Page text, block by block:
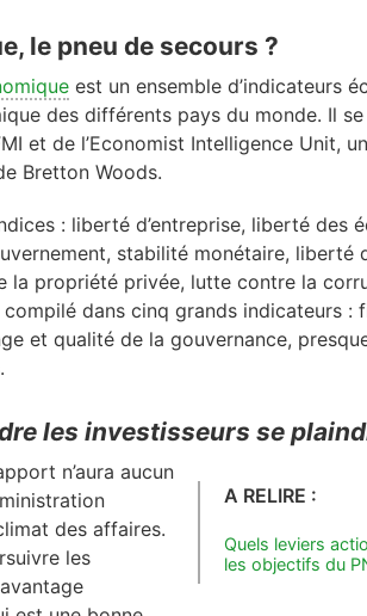
le pneu de secours ?
est un ensemble d’indicateurs
des différents pays du monde. Il
et de l’Economist Intelligence Unit,
Bretton Woods.
: liberté d’entreprise, liberté des
stabilité monétaire, liberté
la propriété privée, lutte contre la
dans cinq grands indicateurs :
et qualité de la gouvernance,
les investisseurs se
A RELIRE :
Quels leviers
les objectifs du
n’aura aucun
des affaires.
les